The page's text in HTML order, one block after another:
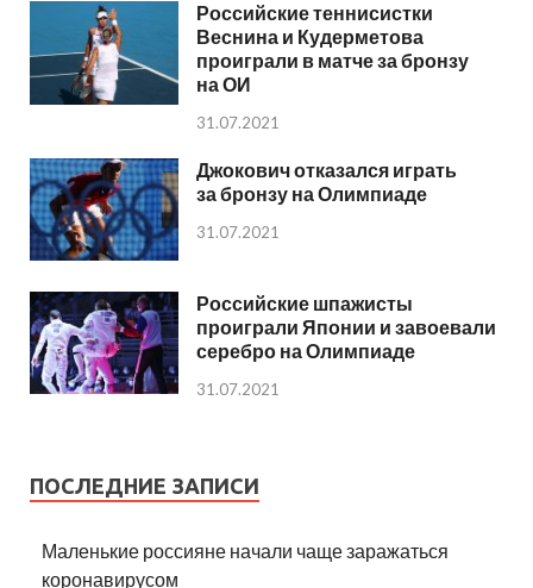
Российские теннисистки
Веснина и Кудерметова
проиграли в матче за бронзу
на ОИ
31.07.2021
Джокович отказался играть
за бронзу на Олимпиаде
31.07.2021
Российские шпажисты
проиграли Японии и завоевали
серебро на Олимпиаде
31.07.2021
ПОСЛЕДНИЕ ЗАПИСИ
Маленькие россияне начали чаще заражаться
коронавирусом